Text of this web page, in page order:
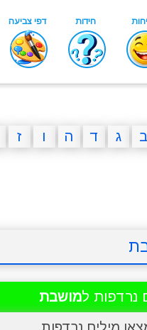
ב ג ד ה ו ז
נרדפות למושבת
מילים נרדפות.